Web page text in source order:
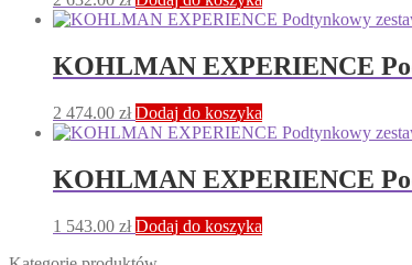
KOHLMAN EXPERIENCE
2 474.00 zł Dodaj do koszyka
KOHLMAN EXPERIENCE
1 543.00 zł Dodaj do koszyka